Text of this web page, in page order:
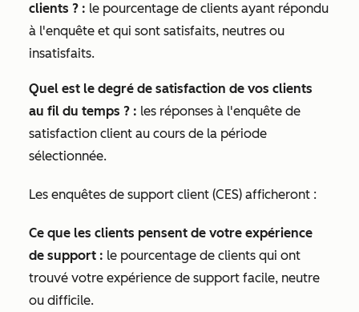
clients ? : le pourcentage de clients ayant répondu
à l'enquête et qui sont satisfaits, neutres ou
insatisfaits.
Quel est le degré de satisfaction de vos clients
au fil du temps ? : les réponses à l'enquête de
satisfaction client au cours de la période
sélectionnée.
Les enquêtes de support client (CES) afficheront :
Ce que les clients pensent de votre expérience
de support : le pourcentage de clients qui ont
trouvé votre expérience de support facile, neutre
ou difficile.